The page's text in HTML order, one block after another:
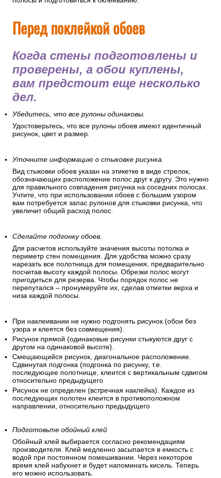
Перед поклейкой обоев
Когда стены подготовлены и
проверены, а обои куплены,
вам предстоит еще несколько
дел.
Убедитесь, что все рулоны одинаковы.
Удостоверьтесь, что все рулоны обоев имеют идентичный
рисунок, цвет и размер.
Уточните информацию о стыковке рисунка.
Вид стыковки обоев указан на этикетке в виде стрелок,
обозначающих расположение полос друг к другу. Это нужно
для правильного совпадения рисунка на соседних полосах.
Учтите, что при использовании обоев с большим узором
вам потребуется запас рулонов для стыковки рисунка, что
увеличит общий расход полос.
Сделайте подгонку обоев.
Для расчетов используйте значения высоты потолка и
периметр стен помещения. Для удобства можно сразу
нарезать все полотнища для помещения, предварительно
посчитав высоту каждой полосы. Обрезки полос могут
пригодиться для резерва. Чтобы порядок полос не
перепутался – пронумеруйте их, сделав отметки верха и
низа каждой полосы.
При наклеивании не нужно подгонять рисунок (обои без
узора и клеятся без совмещения).
Рисунок прямой (одинаковые рисунки стыкуются друг с
другом на одинаковой высоте).
Смещающийся рисунок, диагональное расположение.
Сдвинутая подгонка (подгонка по рисунку, т.е.
последующее полотнище, клеится с вертикальным сдвигом
относительно предыдущего
Рисунок не определен (встречная наклейка). Каждое из
последующих полотен клеится в противоположном
направлении, относительно предыдущего
Подготовьте обойный клей
Обойный клей выбирается согласно рекомендациям
производителя. Клей медленно засыпается в емкость с
водой при постоянном помешивании. Через некоторое
время клей набухнет и будет напоминать кисель. Теперь
его можно использовать.